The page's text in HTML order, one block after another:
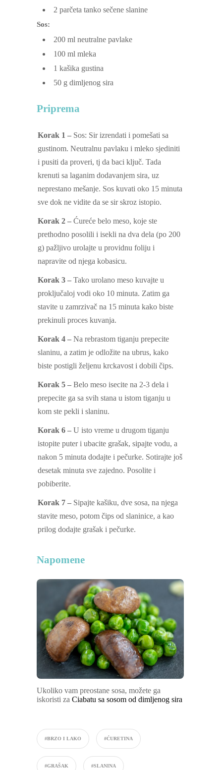
2 parčeta tanko sečene slanine
Sos:
200 ml neutralne pavlake
100 ml mleka
1 kašika gustina
50 g dimljenog sira
Priprema
Korak 1 – Sos: Sir izrendati i pomešati sa
gustinom. Neutralnu pavlaku i mleko sjediniti
i pusiti da proveri, tj da baci ključ. Tada
krenuti sa laganim dodavanjem sira, uz
neprestano mešanje. Sos kuvati oko 15 minuta
sve dok ne vidite da se sir skroz istopio.
Korak 2 – Ćureće belo meso, koje ste
prethodno posolili i isekli na dva dela (po 200
g) pažljivo urolajte u providnu foliju i
napravite od njega kobasicu.
Korak 3 – Tako urolano meso kuvajte u
proključaloj vodi oko 10 minuta. Zatim ga
stavite u zamrzivač na 15 minuta kako biste
prekinuli proces kuvanja.
Korak 4 – Na rebrastom tiganju prepecite
slaninu, a zatim je odložite na ubrus, kako
biste postigli željenu krckavost i dobili čips.
Korak 5 – Belo meso isecite na 2-3 dela i
prepecite ga sa svih stana u istom tiganju u
kom ste pekli i slaninu.
Korak 6 – U isto vreme u drugom tiganju
istopite puter i ubacite grašak, sipajte vodu, a
nakon 5 minuta dodajte i pečurke. Sotirajte još
desetak minuta sve zajedno. Posolite i
pobiberite.
Korak 7 – Sipajte kašiku, dve sosa, na njega
stavite meso, potom čips od slaninice, a kao
prilog dodajte grašak i pečurke.
Napomene
Ukoliko vam preostane sosa, možete ga
iskoristi za Ciabatu sa sosom od dimljenog sira
#BRZO I LAKO #ĆURETINA
#GRAŠAK #SLANINA